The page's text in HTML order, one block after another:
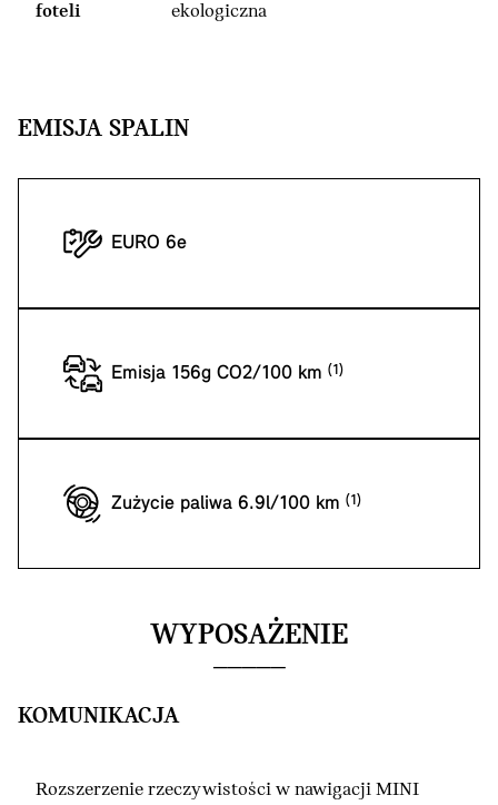
foteli
ekologiczna
EMISJA SPALIN
EURO 6e
Emisja 156g CO2/100 km
Zużycie paliwa 6.9l/100 km
WYPOSAŻENIE
KOMUNIKACJA
Rozszerzenie rzeczywistości w nawigacji MINI